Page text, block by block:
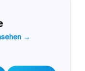
→